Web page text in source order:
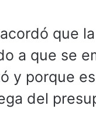
que
a que se
y porque
del